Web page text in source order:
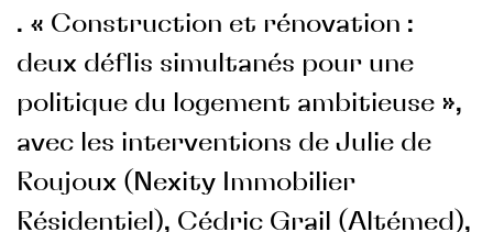
. « Construction et rénovation :
deux déflis simultanés pour une
politique du logement ambitieuse »,
avec les interventions de Julie de
Roujoux (Nexity Immobilier
Résidentiel), Cédric Grail (Altémed),